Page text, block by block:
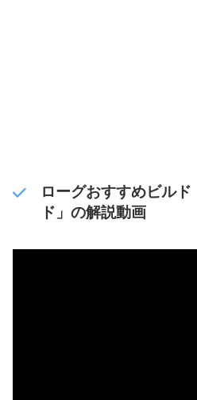
ローグおすすめビル
ド」の解説動画